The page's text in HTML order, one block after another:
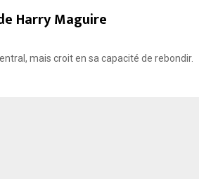
Harry Maguire
mais croit en sa capacité de rebondir.